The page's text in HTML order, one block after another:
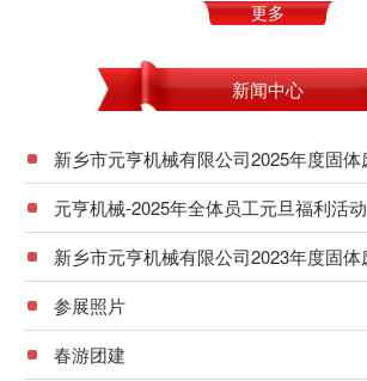
更多
新闻中心
元亨机械-2025年全体员工元旦福利活动
参展照片
春游团建